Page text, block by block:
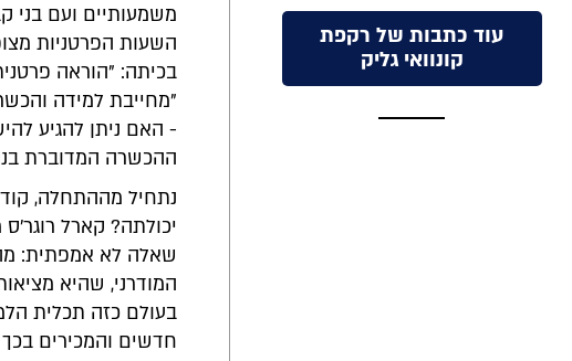
משמעותיים ועם בני
השעות הפרטניות
בכיתה: "הוראה
"מחייבת למידה
- האם ניתן להגיע
ההכשרה המדוברת
נתחיל מההתחלה,
יכולתה? קארל
שאלה לא אמפתית:
המודרני, שהיא
בעולם כזה תכלית
חדשים והמכירים
עוד כתבות של רקפת
קונוואי גליק